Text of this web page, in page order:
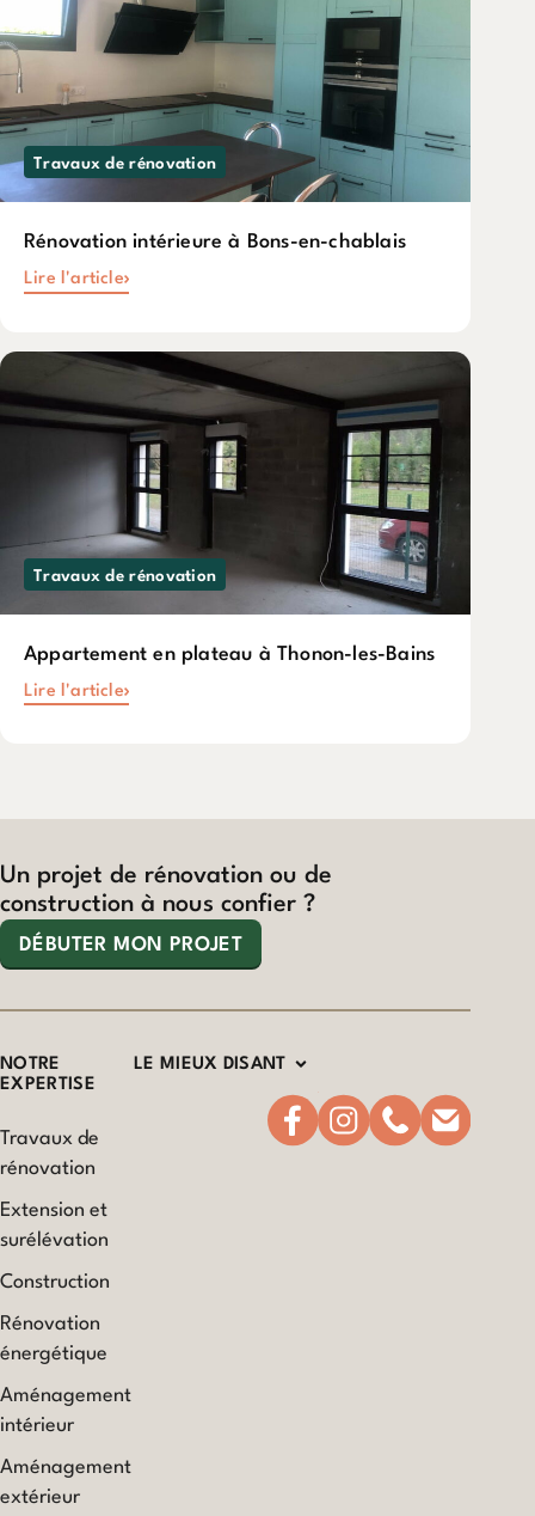
Travaux de rénovation
Rénovation intérieure à Bons-en-chablais
Lire l'article
Travaux de rénovation
Appartement en plateau à Thonon-les-Bains
Lire l'article
Un projet de rénovation ou de
construction à nous confier ?
DÉBUTER MON PROJET
NOTRE
EXPERTISE
Travaux de
rénovation
Extension et
surélévation
Construction
Rénovation
énergétique
Aménagement
intérieur
Aménagement
extérieur
LE MIEUX DISANT